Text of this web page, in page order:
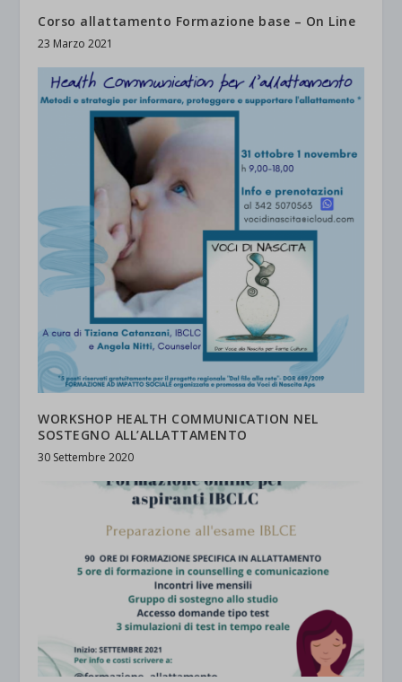
Corso allattamento Formazione base – On Line
23 Marzo 2021
WORKSHOP HEALTH COMMUNICATION NEL
SOSTEGNO ALL’ALLATTAMENTO
30 Settembre 2020